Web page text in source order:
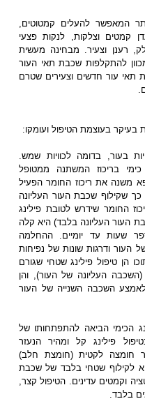
המאפשר להעלים קמטוטים,
קמטים וצלקות, לנקות פצעי
רענן וצעיר. מבחינה מעשית
להתקלפות שכבת תאי העור
תאי עור חדשים וצעירים שטרם
בעיקר בעוצמת הטיפול ועומקו:
בעור, בדומה לכוויות שמש.
בריכוז המשתנה ממטופל
משנה את ריכוז החומר הפעיל
כך שקילוף שכבת העור העליונה
החומר שידרש לטובת פילינג
העור העליונה בלבד) היא קלה
שעות עד יומיים. ההחלמה
העור ודרגות שונות של נפיחות
הן טיפול פילינג שטחי שגורם
העליונה של העור), והן
לאמצע השכבה השנייה של העור
הכימי הביאה להתפתחותו של
פילינג קל ומהיר הנעזר
חומצה לקטית (חומצת חלב)
לקילוף שטחי בלבד של שכבת
וקמטים עדינים. הטיפול קצר,